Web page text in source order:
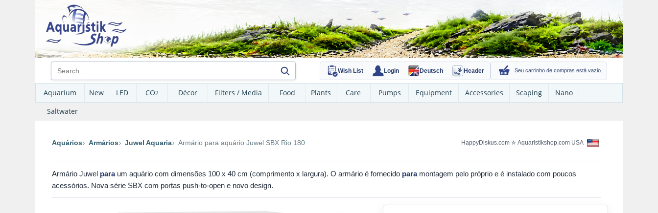
Wish List Login Deutsch Header Seu carrinho de compras está vazio.
Aquarium New LED CO2 Décor Filters / Media Food Plants Care Pumps Equipment Accessories Scaping
Nano
Saltwater
Aquários Armários Juwel Aquaria Armário para aquário Juwel SBX Rio 180 HappyDiskus.com ✮ Aquaristikshop.com USA
Armário Juwel paraum aquário com dimensões 100 x 40 cm (comprimento x largura). O armário é fornecido paramontagem pelo próprio e é instalado com poucos
acessórios. Nova série SBX com portas push-to-open e novo design.